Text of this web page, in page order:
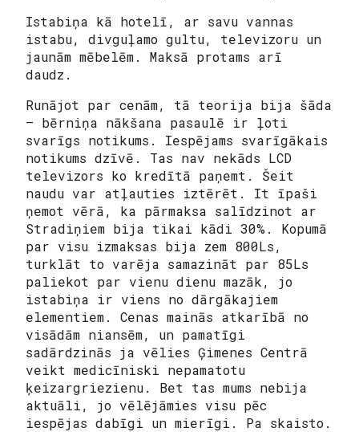
Istabiņa kā hotelī, ar savu vannas
istabu, divguļamo gultu, televizoru un
jaunām mēbelēm. Maksā protams arī
daudz.
Runājot par cenām, tā teorija bija šāda
– bērniņa nākšana pasaulē ir ļoti
svarīgs notikums. Iespējams svarīgākais
notikums dzīvē. Tas nav nekāds LCD
televizors ko kredītā paņemt. Šeit
naudu var atļauties iztērēt. It īpaši
ņemot vērā, ka pārmaksa salīdzinot ar
Stradiņiem bija tikai kādi 30%. Kopumā
par visu izmaksas bija zem 800Ls,
turklāt to varēja samazināt par 85Ls
paliekot par vienu dienu mazāk, jo
istabiņa ir viens no dārgākajiem
elementiem. Cenas mainās atkarībā no
visādām niansēm, un pamatīgi
sadārdzinās ja vēlies Ģimenes Centrā
veikt medicīniski nepamatotu
ķeizargriezienu. Bet tas mums nebija
aktuāli, jo vēlējāmies visu pēc
iespējas dabīgi un mierīgi. Pa skaisto.